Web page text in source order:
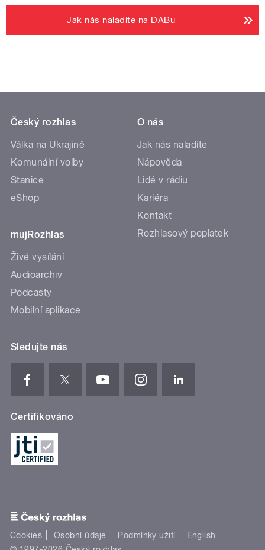
Jak nás naladíte na DABu
Český rozhlas
Válka na Ukrajině
Komunální volby
Stanice
eShop
mujRozhlas
Živé vysílání
Audioarchiv
Podcasty
Mobilní aplikace
O nás
Jak nás naladíte
Nápověda
Lidé v rádiu
Kariéra
Kontakt
Rozhlasový poplatek
Sledujte nás
Certifikováno
Cookies Osobní údaje Podmínky užití
English